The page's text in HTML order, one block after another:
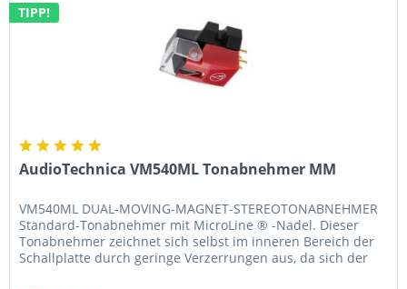
TIPP!
AudioTechnica VM540ML Tonabnehmer MM
VM540ML DUAL-MOVING-MAGNET-STEREOTONABNEHMER
Standard-Tonabnehmer mit MicroLine ® -Nadel. Dieser
Tonabnehmer zeichnet sich selbst im inneren Bereich der
Schallplatte durch geringe Verzerrungen aus, da sich der